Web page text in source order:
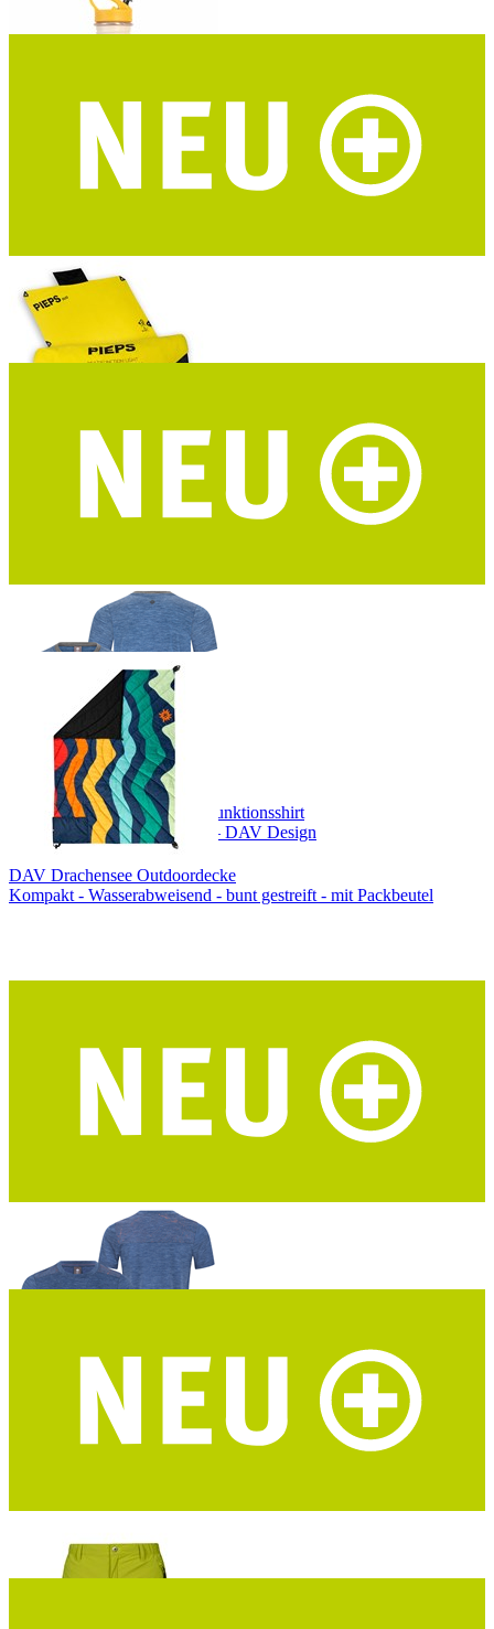
ROADTYPING Kinder Trinkflasche Adventure Kid
PIEPS Bivy Duo Biwaksack
2 Personen - 8 verstärkte Ösen - geeignet als Nottrage
DAV Hocheisspitze Herren Funktionsshirt
Merino-Tencel® – blau/grau – DAV Design
DAV Drachensee Outdoordecke
Kompakt - Wasserabweisend - bunt gestreift - mit Packbeutel
DAV Hochthron Damen Funktionsshirt
Merino-Tencel® – marine – DAV Design